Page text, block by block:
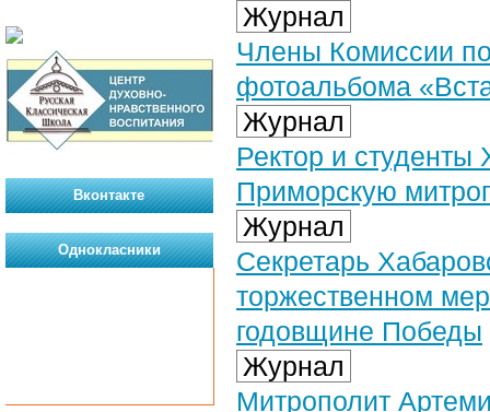
Журнал
Члены Комиссии
фотоальбома
Журнал
Ректор и студенты
Приморскую
Журнал
Секретарь
торжественном
годовщине Победы
Журнал
Митрополит
Вконтакте
Однокласники